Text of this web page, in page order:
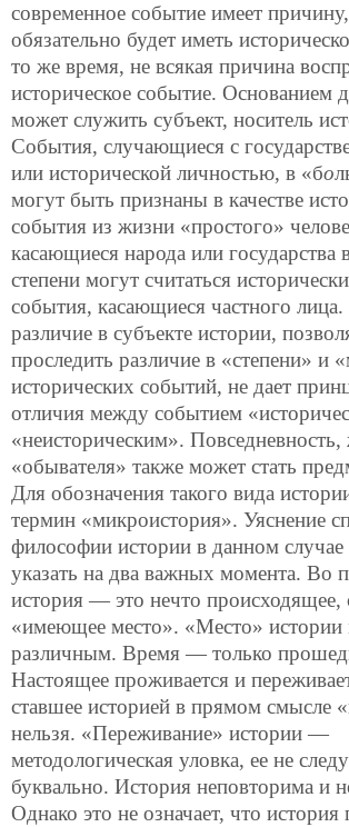
современное событие имеет
обязательно будет иметь
то же время, не всякая причина
историческое событие. Основанием
может служить субъект, носитель
События, случающиеся с
или исторической личностью, в «бо
могут быть признаны в качестве
события из жизни «простого»
касающиеся народа или государства
степени могут считаться
события, касающиеся частного
различие в субъекте истории,
проследить различие в «степени» и
исторических событий, не дает
отличия между событием
«неисторическим». Повседневность,
«обывателя» также может стать
Для обозначения такого вида
термин «микроистория». Уяснение
философии истории в данном случае
указать на два важных момента. Во
история — это нечто
«имеющее место». «Место»
различным. Время — только
Настоящее проживается и
ставшее историей в прямом смысле
нельзя. «Переживание» истории —
методологическая уловка, ее не
буквально. История неповторима и
Однако это не означает, что история